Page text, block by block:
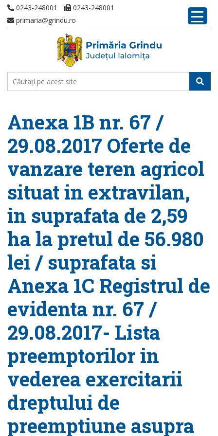
0243-248001
0243-248001
primaria@grindu.ro
Anexa 1B nr. 67 /
29.08.2017 Oferte de
vanzare teren agricol
situat in extravilan,
in suprafata de 2,59
ha la pretul de 56.980
lei / suprafata si
Anexa 1C Registrul de
evidenta nr. 67 /
29.08.2017- Lista
preemptorilor in
vederea exercitarii
dreptului de
preemptiune asupra